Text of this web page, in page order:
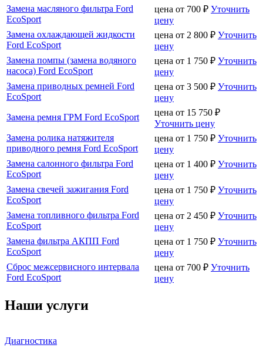
Замена масляного фильтра Ford
EcoSport
цена от 700 ₽ Уточнить
цену
Замена охлаждающей жидкости
Ford EcoSport
цена от 2 800 ₽ Уточнить
цену
Замена помпы (замена водяного
насоса) Ford EcoSport
цена от 1 750 ₽ Уточнить
цену
Замена приводных ремней Ford
EcoSport
цена от 3 500 ₽ Уточнить
цену
Замена ремня ГРМ Ford EcoSport
цена от 15 750 ₽
Уточнить цену
Замена ролика натяжителя
приводного ремня Ford EcoSport
цена от 1 750 ₽ Уточнить
цену
Замена салонного фильтра Ford
EcoSport
цена от 1 400 ₽ Уточнить
цену
Замена свечей зажигания Ford
EcoSport
цена от 1 750 ₽ Уточнить
цену
Замена топливного фильтра Ford
EcoSport
цена от 2 450 ₽ Уточнить
цену
Замена фильтра АКПП Ford
EcoSport
цена от 1 750 ₽ Уточнить
цену
Сброс межсервисного интервала
Ford EcoSport
цена от 700 ₽ Уточнить
цену
Наши услуги
Диагностика